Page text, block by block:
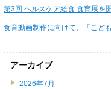
第3回 ヘルスケア給食 食育展を
食育動画制作に向けて、「こど
アーカイブ
2026年7月